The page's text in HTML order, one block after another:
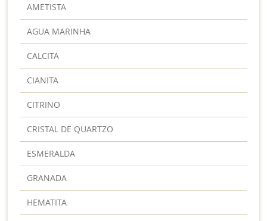
AMETISTA
AGUA MARINHA
CALCITA
CIANITA
CITRINO
CRISTAL DE QUARTZO
ESMERALDA
GRANADA
HEMATITA